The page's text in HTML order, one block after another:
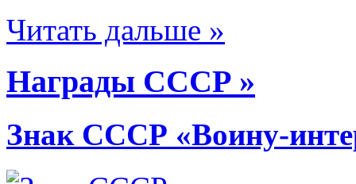
Читать дальше »
Награды СССР »
Знак СССР «Воину-